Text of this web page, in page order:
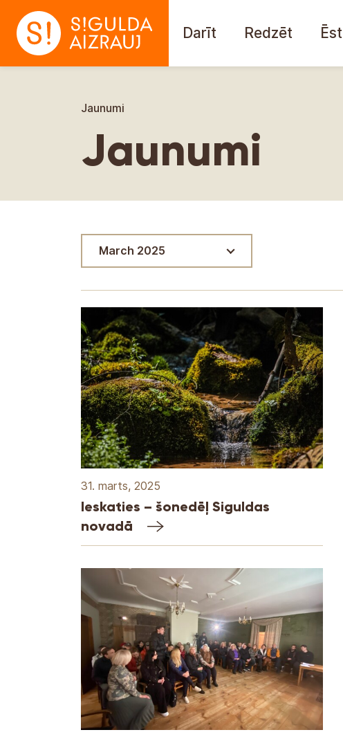
Darīt Redzēt Ēst
Jaunumi
Jaunumi
31. marts, 2025
Ieskaties – šonedēļ Siguldas
novadā